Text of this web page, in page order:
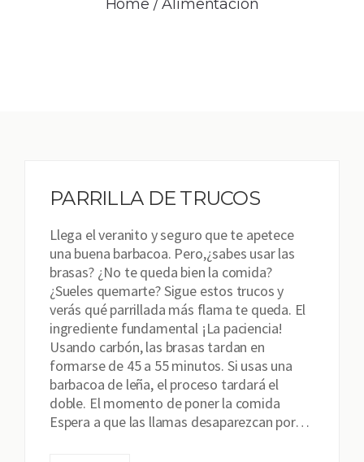
Home /Alimentación
PARRILLA DE TRUCOS
Llega el veranito y seguro que te apetece
una buena barbacoa. Pero,¿sabes usar las
brasas? ¿No te queda bien la comida?
¿Sueles quemarte? Sigue estos trucos y
verás qué parrillada más flama te queda. El
ingrediente fundamental ¡La paciencia!
Usando carbón, las brasas tardan en
formarse de 45 a 55 minutos. Si usas una
barbacoa de leña, el proceso tardará el
doble. El momento de poner la comida
Espera a que las llamas desaparezcan por…